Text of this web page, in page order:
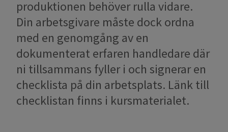
produktionen behöver rulla vidare.
​​​​​​​Din arbetsgivare måste dock ordna
med en genomgång av en
dokumenterat erfaren handledare där
ni tillsammans fyller i och signerar en
checklista på din arbetsplats. Länk till
checklistan finns i kursmaterialet.